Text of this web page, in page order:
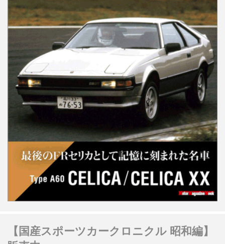
【国産スポーツカークロニクル 昭和編】